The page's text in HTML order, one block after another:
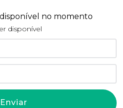
no momento
disponível
Enviar